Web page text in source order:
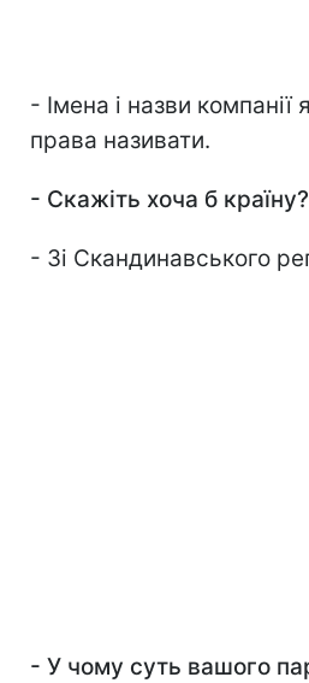
- Імена і назви
права називати.
- Скажіть хоча б країну?
- Зі Скандинавського
- У чому суть вашого